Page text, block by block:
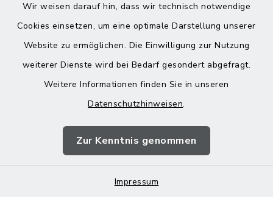
Wir weisen darauf hin, dass wir technisch notwendige
Cookies einsetzen, um eine optimale Darstellung unserer
Website zu ermöglichen. Die Einwilligung zur Nutzung
weiterer Dienste wird bei Bedarf gesondert abgefragt.
Weitere Informationen finden Sie in unseren
Datenschutzhinweisen.
Zur Kenntnis genommen
Impressum
Barrierefreiheit
Impressum
Sitemap